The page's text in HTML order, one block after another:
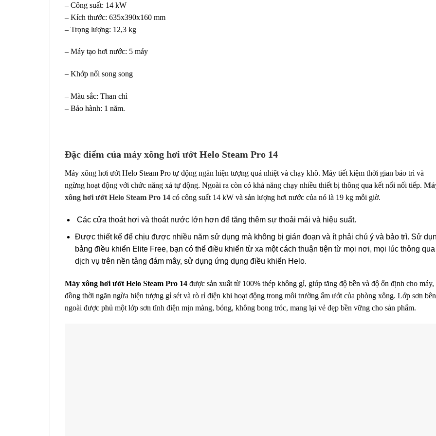
– Công suất: 14 kW
– Kích thước: 635x390x160 mm
– Trọng lượng: 12,3 kg
– Máy tạo hơi nước: 5 máy
– Khớp nối song song
– Màu sắc: Than chì
– Bảo hành: 1 năm.
Đặc điểm của máy xông hơi ướt Helo Steam Pro 14
Máy xông hơi ướt Helo Steam Pro tự động ngăn hiện tượng quá nhiệt và chạy khô. Máy tiết kiệm thời gian bảo trì và
ngừng hoạt động với chức năng xả tự động. Ngoài ra còn có khả năng chạy nhiều thiết bị thông qua kết nối nối tiếp.
xông hơi ướt Helo Steam Pro 14 có công suất 14 kW và sản lượng hơi nước của nó là 19 kg mỗi giờ.
Các cửa thoát hơi và thoát nước lớn hơn để tăng thêm sự thoải mái và hiệu suất.
Được thiết kế để chịu được nhiều năm sử dụng mà không bị gián đoạn và ít phải chú ý và bảo trì. Sử
bảng điều khiển Elite Free, bạn có thể điều khiển từ xa một cách thuận tiện từ mọi nơi, mọi lúc thông qua
dịch vụ trên nền tảng đám mây, sử dụng ứng dụng điều khiển Helo.
Máy xông hơi ướt Helo Steam Pro 14 được sản xuất từ 100% thép không gỉ, giúp tăng độ bền và độ ổn định cho máy,
đồng thời ngăn ngừa hiện tượng gỉ sét và rò rỉ điện khi hoạt động trong môi trường ẩm ướt của phòng xông. Lớp sơn bên
ngoài được phủ một lớp sơn tĩnh điện mịn màng, bóng, không bong tróc, mang lại vẻ đẹp bền vững cho sản phẩm.